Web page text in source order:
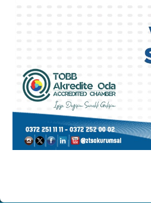
Ticaret Sicil
Kapasite
Sigortacılık Levha
Faaliyet
Mersis
Yerli Malı